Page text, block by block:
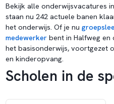
Bekijk alle onderwijsvacatures in
staan nu 242 actuele banen
het onderwijs. Of je nu
medewerkerbent in Halfweg en
het basisonderwijs, voortgezet
en kinderopvang.
Scholen in de